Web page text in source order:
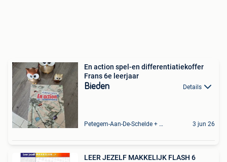
En action spel-en differentiatiekoffer
Frans 6e leerjaar
Bieden Details
Petegem-Aan-De-Schelde + Deel Van Oudenaarde 3 jun 26
LEER JEZELF MAKKELIJK FLASH 6